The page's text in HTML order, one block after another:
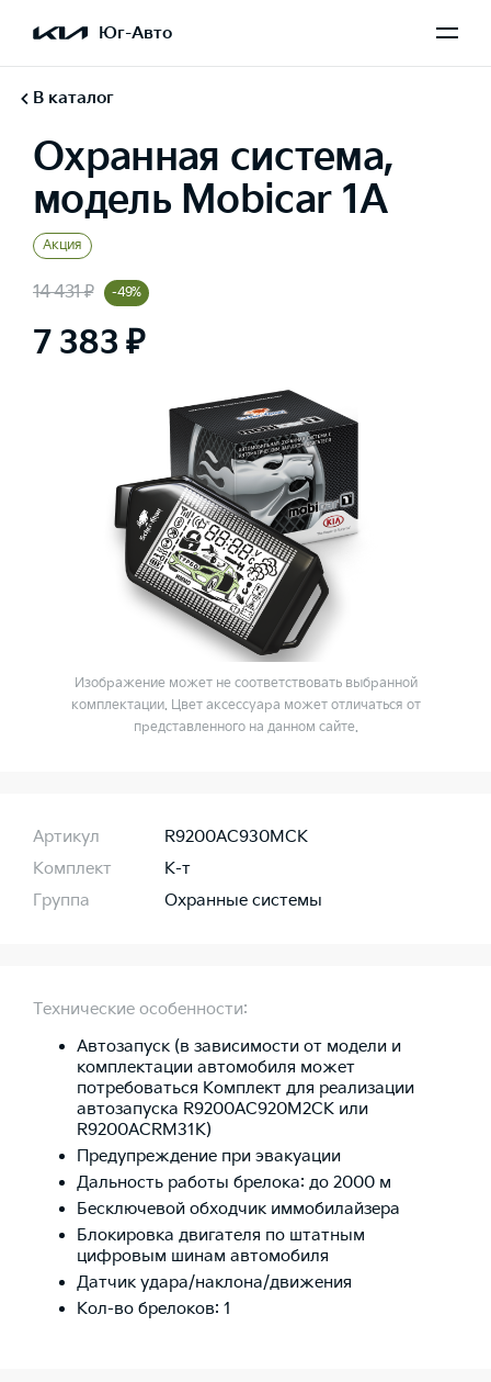
Юг-Авто
В каталог
Охранная система,
модель Mobicar 1A
Акция
14 431 ₽ -49%
7 383 ₽
Изображение может не соответствовать выбранной
комплектации. Цвет аксессуара может отличаться от
представленного на данном сайте.
Артикул
R9200AC930MCK
Комплект
К-т
Группа
Охранные системы
Технические особенности:
Автозапуск (в зависимости от модели и
комплектации автомобиля может
потребоваться Комплект для реализации
автозапуска R9200AC920M2CK или
R9200ACRM31K)
Предупреждение при эвакуации
Дальность работы брелока: до 2000 м
Бесключевой обходчик иммобилайзера
Блокировка двигателя по штатным
цифровым шинам автомобиля
Датчик удара/наклона/движения
Кол-во брелоков: 1